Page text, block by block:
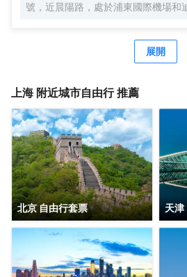
號，近晨陽路，處於浦東國際機場和
離浦東國際機場，僅有15分鐘車程。
區（迪士尼樂園），僅有20分鐘車程
資源眾多，有上海新國際博覽中心、
海旅遊區等。 酒店是錦江酒店（中國
牌酒店，按照維也納國際5.0標準裝修
舒適典雅。客房寬敞明亮，房內布置
的理念。 酒店還有免費停車場、休
會議室等，同時還為您提供24小時
約）等服務，賓客抵達浦東機場並取
（13651944838），T1航站樓-三樓
樓29號門，另酒店提供迪士尼樂園免
早上07：20一班車子送往迪士尼樂
接回預計時間約22：00左右。是商務
店。
展開
上海 附近城市自由行 推薦
北京 自由行套票 天津